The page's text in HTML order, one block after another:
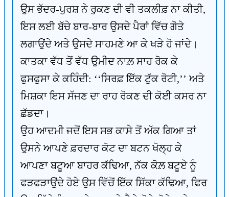
ਉਸ ਭੱਦਰ-ਪੁਰਸ਼ ਨੇ ਰੁਕਣ ਦੀ ਵੀ ਤਕਲੀਫ਼ ਨਾ ਕੀਤੀ,
ਇਸ ਲਈ ਬੱਚੇ ਬਾਰ-ਬਾਰ ਉਸਦੇ ਪੈਰਾਂ ਵਿੱਚ ਗੋਤੇ
ਲਗਾਉਂਦੇ ਅਤੇ ਉਸਦੇ ਸਾਹਮਣੇ ਆ ਕੇ ਖੜੇ ਹੋ ਜਾਂਦੇ।
ਕਾਤਕਾ ਵੱਧ ਤੋਂ ਵੱਧ ਉਮੀਦ ਨਾਲ਼ ਸਾਹ ਰੋਕ ਕੇ
ਫੁਸਫੁਸਾ ਕੇ ਕਹਿੰਦੀ: ‘‘ਸਿਰਫ਼ ਇੱਕ ਟੁੱਕ ਰੋਟੀ,’’ ਅਤੇ
ਮਿਸ਼ਕਾ ਇਸ ਸੱਜਣ ਦਾ ਰਾਹ ਰੋਕਣ ਦੀ ਕੋਈ ਕਸਰ ਨਾ
ਛੱਡਦਾ।
ਉਹ ਆਦਮੀ ਜਦੋਂ ਇਸ ਸਭ ਕਾਸੇ ਤੋਂ ਅੱਕ ਗਿਆ ਤਾਂ
ਉਸਨੇ ਆਪਣੇ ਫ਼ਰਦਾਰ ਕੋਟ ਦਾ ਬਟਨ ਖੋਲ੍ਹ ਕੇ
ਆਪਣਾ ਬਟੂਆ ਬਾਹਰ ਕੱਢਿਆ, ਨੱਕ ਕੋਲ਼ ਬਟੂਏ ਨੂੰ
ਫੜਫੜਾਉਂਦੇ ਹੋਏ ਉਸ ਵਿੱਚੋਂ ਇੱਕ ਸਿੱਕਾ ਕੱਢਿਆ, ਫਿਰ